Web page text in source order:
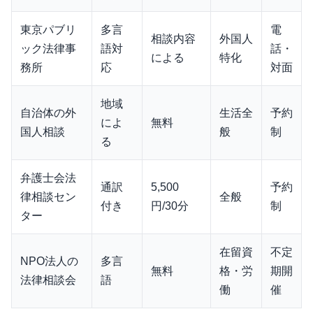
東京パブリ
ック法律事
務所
多言
語対
応
相談内容
による
外国人
特化
電
話・
対面
自治体の外
国人相談
地域
によ
る
無料
生活全
般
予約
制
弁護士会法
律相談セン
ター
通訳
付き
5,500
円/30分
全般
予約
制
NPO法人の
法律相談会
多言
語
無料
在留資
格・労
働
不定
期開
催